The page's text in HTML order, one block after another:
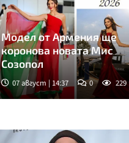
Модел от Армения ще
коронова новата Мис
Созопол
07 август | 14:37 0 229